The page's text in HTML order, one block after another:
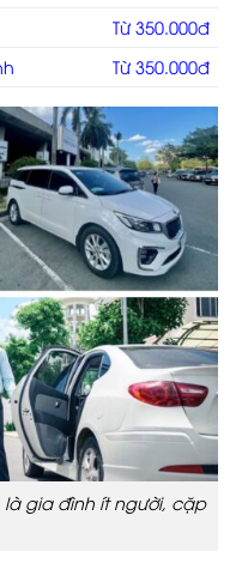
Từ 350.000đ
Từ 350.000đ
gia đình ít người, cặp